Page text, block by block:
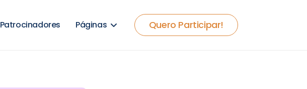
Patrocinadores Páginas Quero Participar!